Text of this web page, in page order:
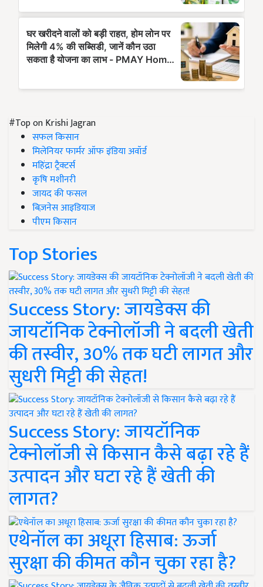
#Top on Krishi Jagran
सफल किसान
मिलेनियर फार्मर ऑफ इंडिया अवॉर्ड
महिंद्रा ट्रैक्टर्स
कृषि मशीनरी
जायद की फसल
बिज़नेस आइडियाज
पीएम किसान
Top Stories
Success Story: जायडेक्स की
जायटॉनिक टेक्नोलॉजी ने बदली खेती
की तस्वीर, 30% तक घटी लागत और
सुधरी मिट्टी की सेहत!
Success Story: जायटॉनिक
टेक्नोलॉजी से किसान कैसे बढ़ा रहे हैं
उत्पादन और घटा रहे हैं खेती की
लागत?
एथेनॉल का अधूरा हिसाब: ऊर्जा
सुरक्षा की कीमत कौन चुका रहा है?